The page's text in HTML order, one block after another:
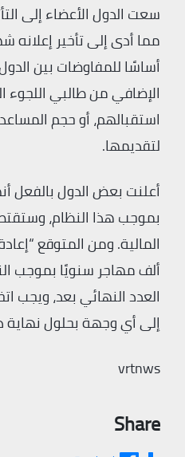
سعت الدول الأعضاء إلى
مما أدى إلى تأخير إعلانه
أساسًا للمفاوضات بين
الإضافي من طالبي
استقبالهم، أو حجم
لتقديمها.
أعلنت بعض الدول بالفعل
بموجب هذا النظام،
ألف مهاجر سنويًا بموجب
العدد النهائي بعد، ويجب
إلى أي وجهة بحلول نهاية
vrtnws
Share